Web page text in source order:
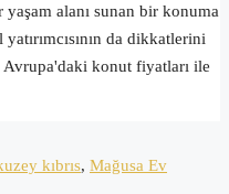
alanı sunan bir konuma
da dikkatlerini
konut fiyatları ile
kıbrıs, Mağusa Ev